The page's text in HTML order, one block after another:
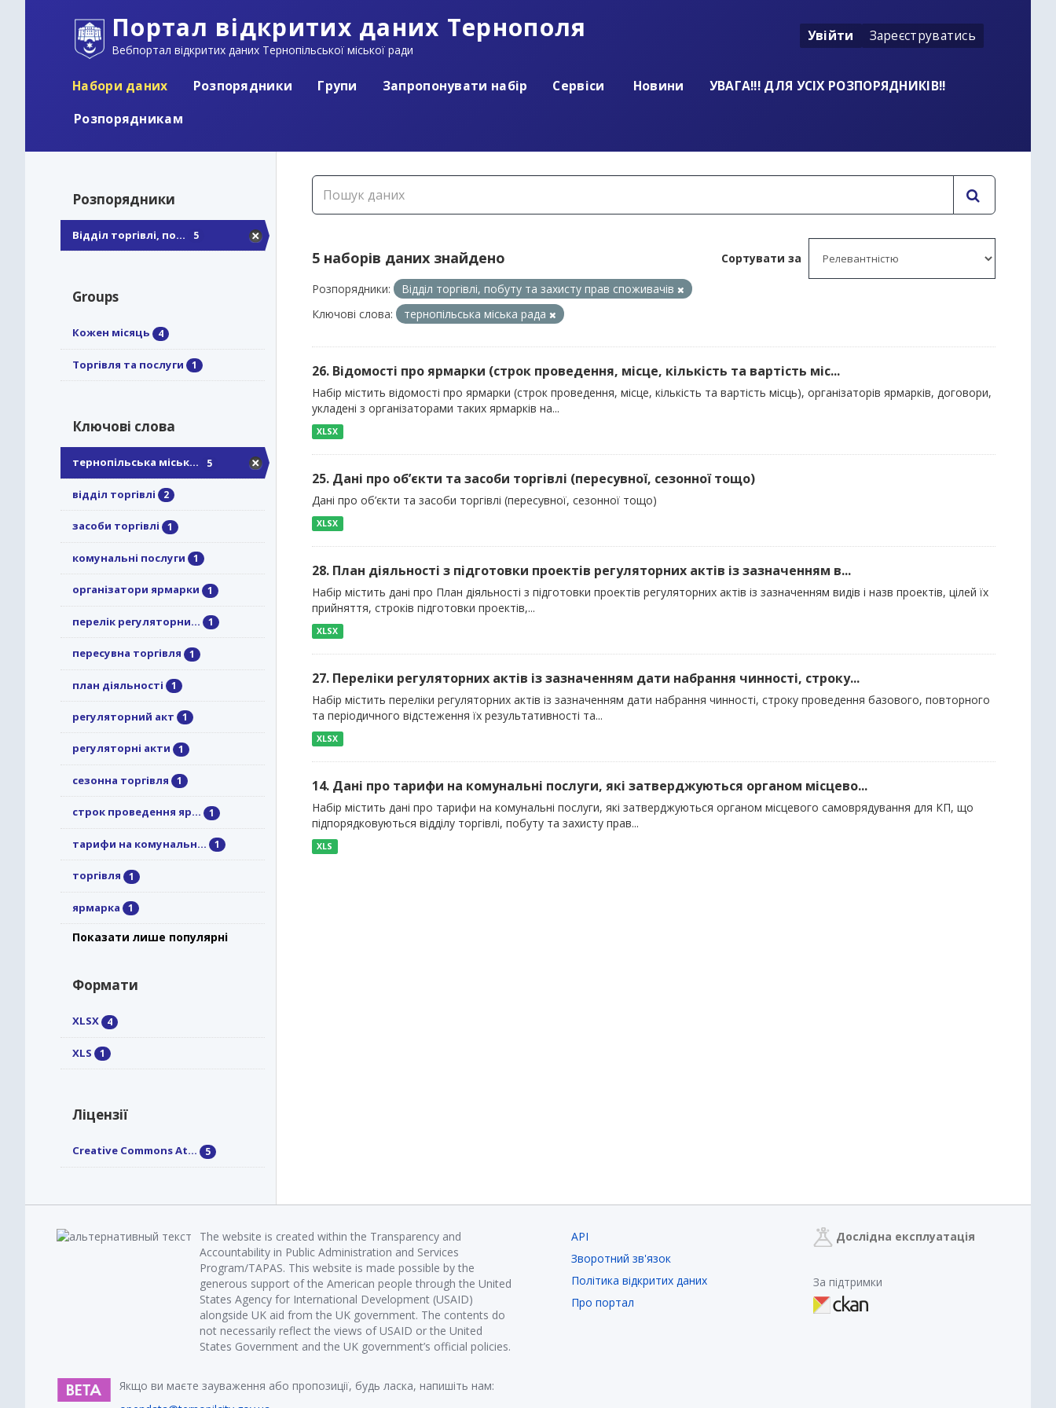
Портал відкритих даних Тернополя
Вебпортал відкритих даних Тернопільської міської ради
Увійти Зареєструватись
Набори даних Розпорядники Групи Запропонувати набір Сервіси Новини
УВАГА!!! ДЛЯ УСІХ РОЗПОРЯДНИКІВ!!
Розпорядникам
Розпорядники
Відділ торгівлі, по... 5
Groups
Кожен місяць 4
Торгівля та послуги 1
Ключові слова
тернопільська міськ... 5
відділ торгівлі 2
засоби торгівлі 1
комунальні послуги 1
організатори ярмарки 1
перелік регуляторни... 1
пересувна торгівля 1
план діяльності 1
регуляторний акт 1
регуляторні акти 1
сезонна торгівля 1
строк проведення яр... 1
тарифи на комунальн... 1
торгівля 1
ярмарка 1
Показати лише популярні
Формати
XLSX 4
XLS 1
Ліцензії
Creative Commons At... 5
Сортувати за
5 наборів даних знайдено
Розпорядники:
Відділ торгівлі, побуту та захисту прав споживачів
Ключові слова:
тернопільська міська рада
26. Відомості про ярмарки (строк проведення, місце, кількість та вартість міс...
Набір містить відомості про ярмарки (строк проведення, місце, кількість та вартість місць), організаторів ярмарків, договори,
укладені з організаторами таких ярмарків на...
XLSX
25. Дані про об’єкти та засоби торгівлі (пересувної, сезонної тощо)
Дані про об’єкти та засоби торгівлі (пересувної, сезонної тощо)
XLSX
28. План діяльності з підготовки проектів регуляторних актів із зазначенням в...
Набір містить дані про План діяльності з підготовки проектів регуляторних актів із зазначенням видів і назв проектів, цілей їх
прийняття, строків підготовки проектів,...
XLSX
27. Переліки регуляторних актів із зазначенням дати набрання чинності, строку...
Набір містить переліки регуляторних актів із зазначенням дати набрання чинності, строку проведення базового, повторного
та періодичного відстеження їх результативності та...
XLSX
14. Дані про тарифи на комунальні послуги, які затверджуються органом місцево...
Набір містить дані про тарифи на комунальні послуги, які затверджуються органом місцевого самоврядування для КП, що
підпорядковуються відділу торгівлі, побуту та захисту прав...
XLS
The website is created within the Transparency and
Accountability in Public Administration and Services
Program/TAPAS. This website is made possible by the
generous support of the American people through the United
States Agency for International Development (USAID)
alongside UK aid from the UK government. The contents do
not necessarily reflect the views of USAID or the United
States Government and the UK government’s official policies.
Якщо ви маєте зауваження або пропозиції, будь ласка, напишіть нам:
API
Зворотний зв'язок
Політика відкритих даних
Про портал
Дослідна експлуатація
За підтримки